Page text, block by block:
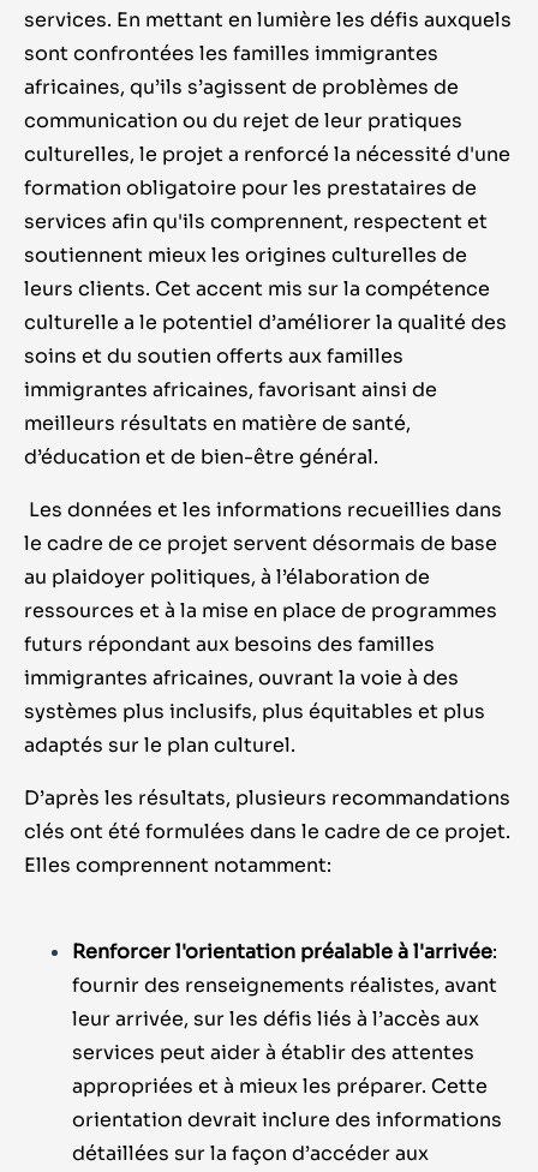
services. En mettant en lumière les défis auxquels
sont confrontées les familles immigrantes
africaines, qu’ils s’agissent de problèmes de
communication ou du rejet de leur pratiques
culturelles, le projet a renforcé la nécessité d'une
formation obligatoire pour les prestataires de
services afin qu'ils comprennent, respectent et
soutiennent mieux les origines culturelles de
leurs clients. Cet accent mis sur la compétence
culturelle a le potentiel d’améliorer la qualité des
soins et du soutien offerts aux familles
immigrantes africaines, favorisant ainsi de
meilleurs résultats en matière de santé,
d’éducation et de bien-être général.
Les données et les informations recueillies dans
le cadre de ce projet servent désormais de base
au plaidoyer politiques, à l’élaboration de
ressources et à la mise en place de programmes
futurs répondant aux besoins des familles
immigrantes africaines, ouvrant la voie à des
systèmes plus inclusifs, plus équitables et plus
adaptés sur le plan culturel.
D’après les résultats, plusieurs recommandations
clés ont été formulées dans le cadre de ce projet.
Elles comprennent notamment:
Renforcer l'orientation préalable à l'arrivée:
fournir des renseignements réalistes, avant
leur arrivée, sur les défis liés à l’accès aux
services peut aider à établir des attentes
appropriées et à mieux les préparer. Cette
orientation devrait inclure des informations
détaillées sur la façon d’accéder aux